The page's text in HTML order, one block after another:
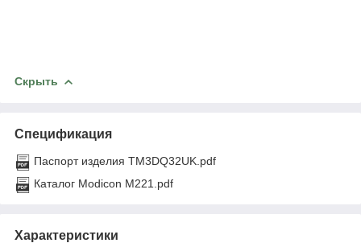
Скрыть
Спецификация
Паспорт изделия TM3DQ32UK.pdf
Каталог Modicon M221.pdf
Характеристики